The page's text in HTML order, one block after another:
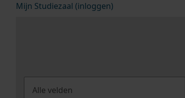
Mijn Studiezaal (inloggen)